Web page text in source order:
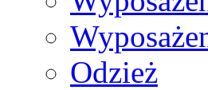
Odzież